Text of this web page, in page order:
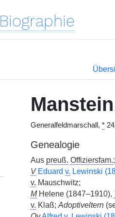
Biographie
Manstein
Generalfeldmarschall, *
Genealogie
Aus preuß. Offiziersfam.;
V Eduard v. Lewinski
v. Mauschwitz;
MHelene (1847–1910),
v. Klaß; Adoptiveltern